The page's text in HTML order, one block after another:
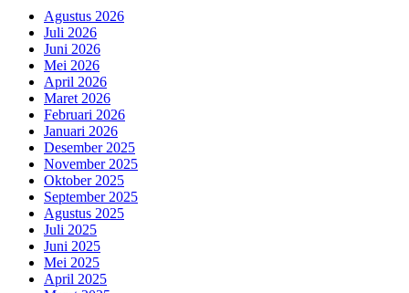
Agustus 2026
Juli 2026
Juni 2026
Mei 2026
April 2026
Maret 2026
Februari 2026
Januari 2026
Desember 2025
November 2025
Oktober 2025
September 2025
Agustus 2025
Juli 2025
Juni 2025
Mei 2025
April 2025